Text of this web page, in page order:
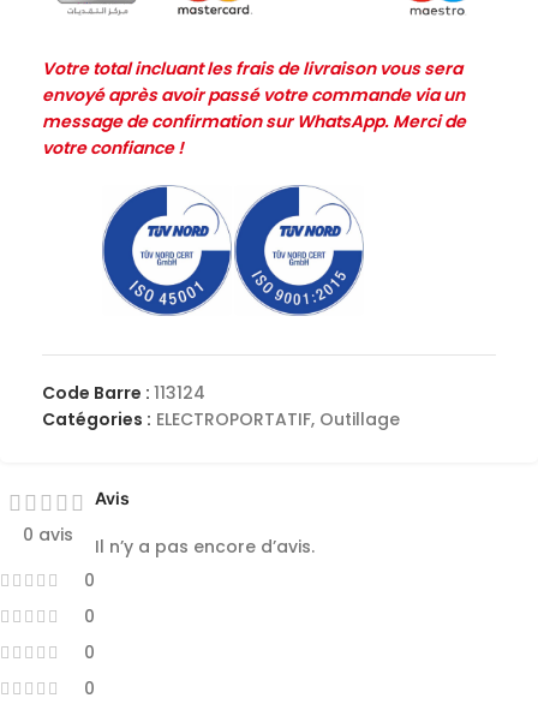
Votre total incluant les frais de livraison vous sera
envoyé après avoir passé votre commande via un
message de confirmation sur WhatsApp. Merci de
votre confiance !
Code Barre : 113124
Catégories : ELECTROPORTATIF, Outillage
0 avis
0
0
0
0
Avis
Il n’y a pas encore d’avis.